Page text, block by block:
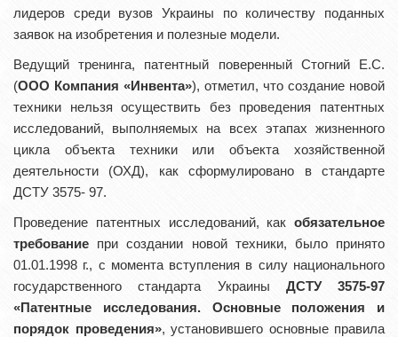
лидеров среди вузов Украины по количеству поданных
заявок на изобретения и полезные модели.
Ведущий тренинга, патентный поверенный Стогний Е.С.
(ООО Компания «Инвента»), отметил, что создание новой
техники нельзя осуществить без проведения патентных
исследований, выполняемых на всех этапах жизненного
цикла объекта техники или объекта хозяйственной
деятельности (ОХД), как сформулировано в стандарте
ДСТУ 3575- 97.
Проведение патентных исследований, как обязательное
требование при создании новой техники, было принято
01.01.1998 г., с момента вступления в силу национального
государственного стандарта Украины ДСТУ 3575-97
«Патентные исследования. Основные положения и
порядок проведения», установившего основные правила